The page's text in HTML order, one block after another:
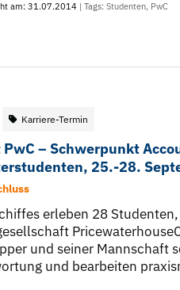
am: 31.07.2014 | Tags: Studenten, PwC
Karriere-Termin
– Schwerpunkt
25.-28.
erleben 28
und seiner Mannschaft
und bearbeiten